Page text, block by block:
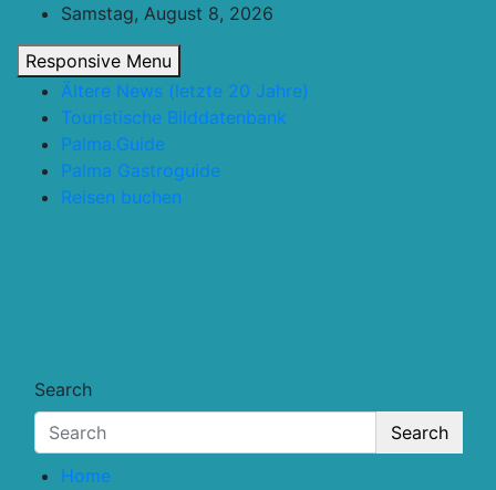
content
Samstag, August 8, 2026
Responsive Menu
Ältere News (letzte 20 Jahre)
Touristische Bilddatenbank
Palma.Guide
Palma Gastroguide
Reisen buchen
Search
Search
Home